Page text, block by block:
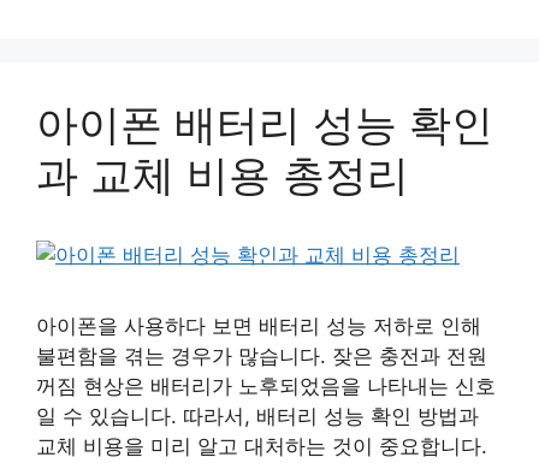
아이폰 배터리 성능 확인
과 교체 비용 총정리
아이폰을 사용하다 보면 배터리 성능 저하로 인해
불편함을 겪는 경우가 많습니다. 잦은 충전과 전원
꺼짐 현상은 배터리가 노후되었음을 나타내는 신호
일 수 있습니다. 따라서, 배터리 성능 확인 방법과
교체 비용을 미리 알고 대처하는 것이 중요합니다.